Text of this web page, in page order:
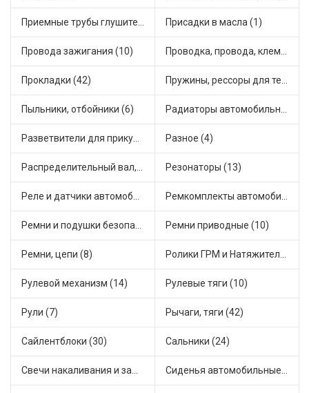
Приемные трубы глушителя (5) Присадки в масла (1)
Провода зажигания (10) Проводка, провода, клеммы и разъемы (23)
Прокладки (42) Пружины, рессоры для техники (29)
Пыльники, отбойники (6) Радиаторы автомобильные (17)
Разветвители для прикуривателя (3) Разное (4)
Распределительный вал, шестерни распределительного (7) Резонаторы (13)
Реле и датчики автомобильные (82) Ремкомплекты автомобильные (81)
Ремни и подушки безопасности (9) Ремни приводные (10)
Ремни, цепи (8) Ролики ГРМ и Натяжители (17)
Рулевой механизм (14) Рулевые тяги (10)
Рули (7) Рычаги, тяги (42)
Сайлентблоки (30) Сальники (24)
Свечи накаливания и зажигания (31) Сиденья автомобильные (1)